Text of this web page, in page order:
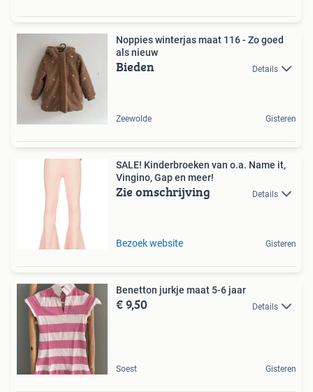
Noppies winterjas maat 116 - Zo goed
als nieuw
Bieden Details
Zeewolde Gisteren
SALE! Kinderbroeken van o.a. Name it,
Vingino, Gap en meer!
Zie omschrijving Details
Bezoek website Gisteren
Benetton jurkje maat 5-6 jaar
€ 9,50 Details
Soest Gisteren